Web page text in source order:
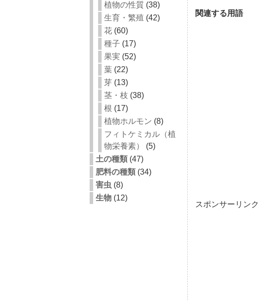
植物の性質 (38)
生育・繁殖 (42)
花 (60)
種子 (17)
果実 (52)
葉 (22)
芽 (13)
茎・枝 (38)
根 (17)
植物ホルモン (8)
フィトケミカル（植
物栄養素）
(5)
土の種類 (47)
肥料の種類 (34)
害虫 (8)
生物 (12)
関連する用語
スポンサーリンク